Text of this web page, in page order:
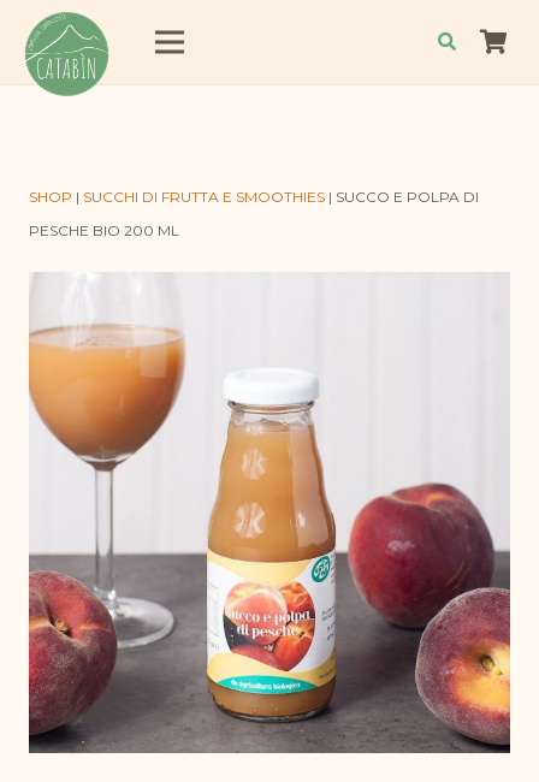
SHOP | SUCCHI DI FRUTTA E SMOOTHIES | SUCCO E POLPA DI
PESCHE BIO 200 ML